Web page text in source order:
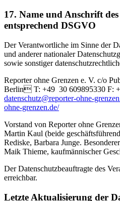
17. Name und Anschrift
entsprechend DSGVO
Der Verantwortliche im Sinne der
und anderer nationaler
sowie sonstiger
Reporter ohne Grenzen e. V. c/o
Berlin T: +49 30 609895330 F:
datenschutz@reporter-ohne-
ohne-grenzen.de/
Vorstand von Reporter ohne
Martin Kaul (beide
Rediske, Barbara Junge.
Maik Thieme, kaufmännischer
Der Datenschutzbeauftragte des
erreichbar.
Letzte Aktualisierung der